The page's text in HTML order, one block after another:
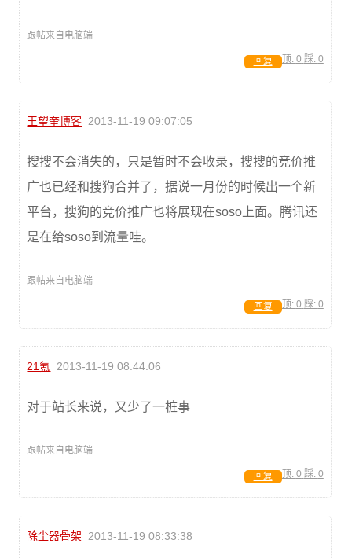
跟帖来自电脑端
顶: 0 踩: 0
回复
王望奎博客 2013-11-19 09:07:05
搜搜不会消失的，只是暂时不会收录，搜搜的竞价推
广也已经和搜狗合并了，据说一月份的时候出一个新
平台，搜狗的竞价推广也将展现在soso上面。腾讯还
是在给soso到流量哇。
跟帖来自电脑端
顶: 0 踩: 0
回复
21氪 2013-11-19 08:44:06
对于站长来说，又少了一桩事
跟帖来自电脑端
顶: 0 踩: 0
回复
除尘器骨架 2013-11-19 08:33:38